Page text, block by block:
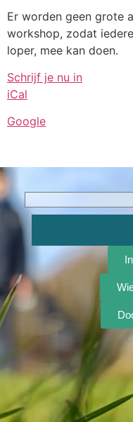
Er worden geen grote
workshop, zodat
loper, mee kan doen.
Schrijf je nu in
iCal
Google